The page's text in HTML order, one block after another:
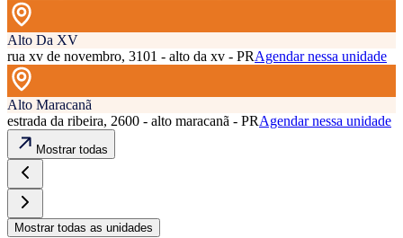
Alto Da XV
rua xv de novembro, 3101 - alto da xv - PRAgendar nessa unidade
Alto Maracanã
estrada da ribeira, 2600 - alto maracanã - PRAgendar nessa unidade
Mostrar todas
Mostrar todas as unidades